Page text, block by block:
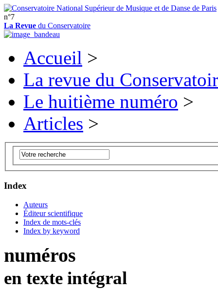
n°7
La Revue du Conservatoire
Accueil >
La revue du
Le huitième numéro >
Articles >
Index
Auteurs
Éditeur scientifique
Index de mots-clés
Index by keyword
numéros
en texte intégral